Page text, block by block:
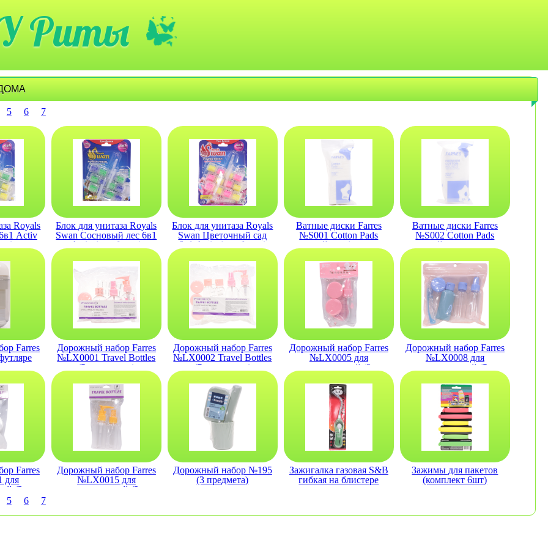
Риты
5 6 7
Royals
Activ
Блок для унитаза Royals
Swan Сосновый лес 6в1
Activ (три блока)
Блок для унитаза Royals
Swan Цветочный сад
6в1 Activ (три блока)
Ватные диски Farres
№S001 Cotton Pads
трехслойные (упаковка
Ватные диски Farres
№S002 Cotton Pads
трехслойные прошитые
Farres
Дорожный набор Farres
№LX0001 Travel Bottles
(5 предметов)
Дорожный набор Farres
№LX0002 Travel Bottles
(7 предметов)
Дорожный набор Farres
№LX0005 для
путешествий (3
Дорожный набор Farres
№LX0008 для
путешествий (5
Farres
для
(3
Дорожный набор Farres
№LX0015 для
путешествий (2
Дорожный набор №195
(3 предмета)
Зажигалка газовая S&B
гибкая на блистере
Зажимы для пакетов
(комплект 6шт)
5 6 7